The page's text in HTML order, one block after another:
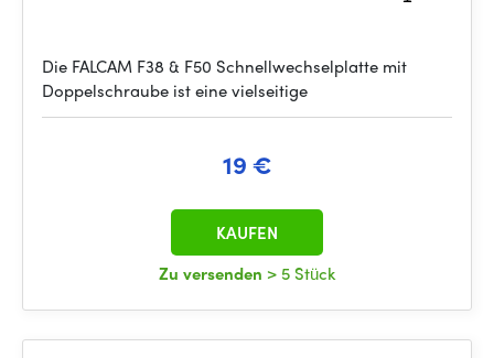
Die FALCAM F38 & F50 Schnellwechselplatte mit
Doppelschraube ist eine vielseitige
19 €
Zu versenden > 5 Stück
KAUFEN